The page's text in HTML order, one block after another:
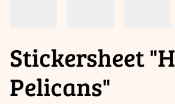
Stickersheet
Pelicans"